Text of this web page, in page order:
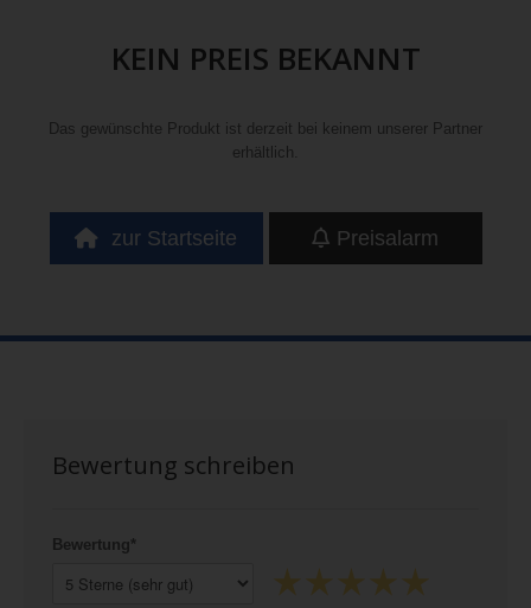
KEIN PREIS BEKANNT
Das gewünschte Produkt ist derzeit bei keinem unserer Partner
erhältlich.
zur Startseite Preisalarm
Bewertung schreiben
Bewertung*